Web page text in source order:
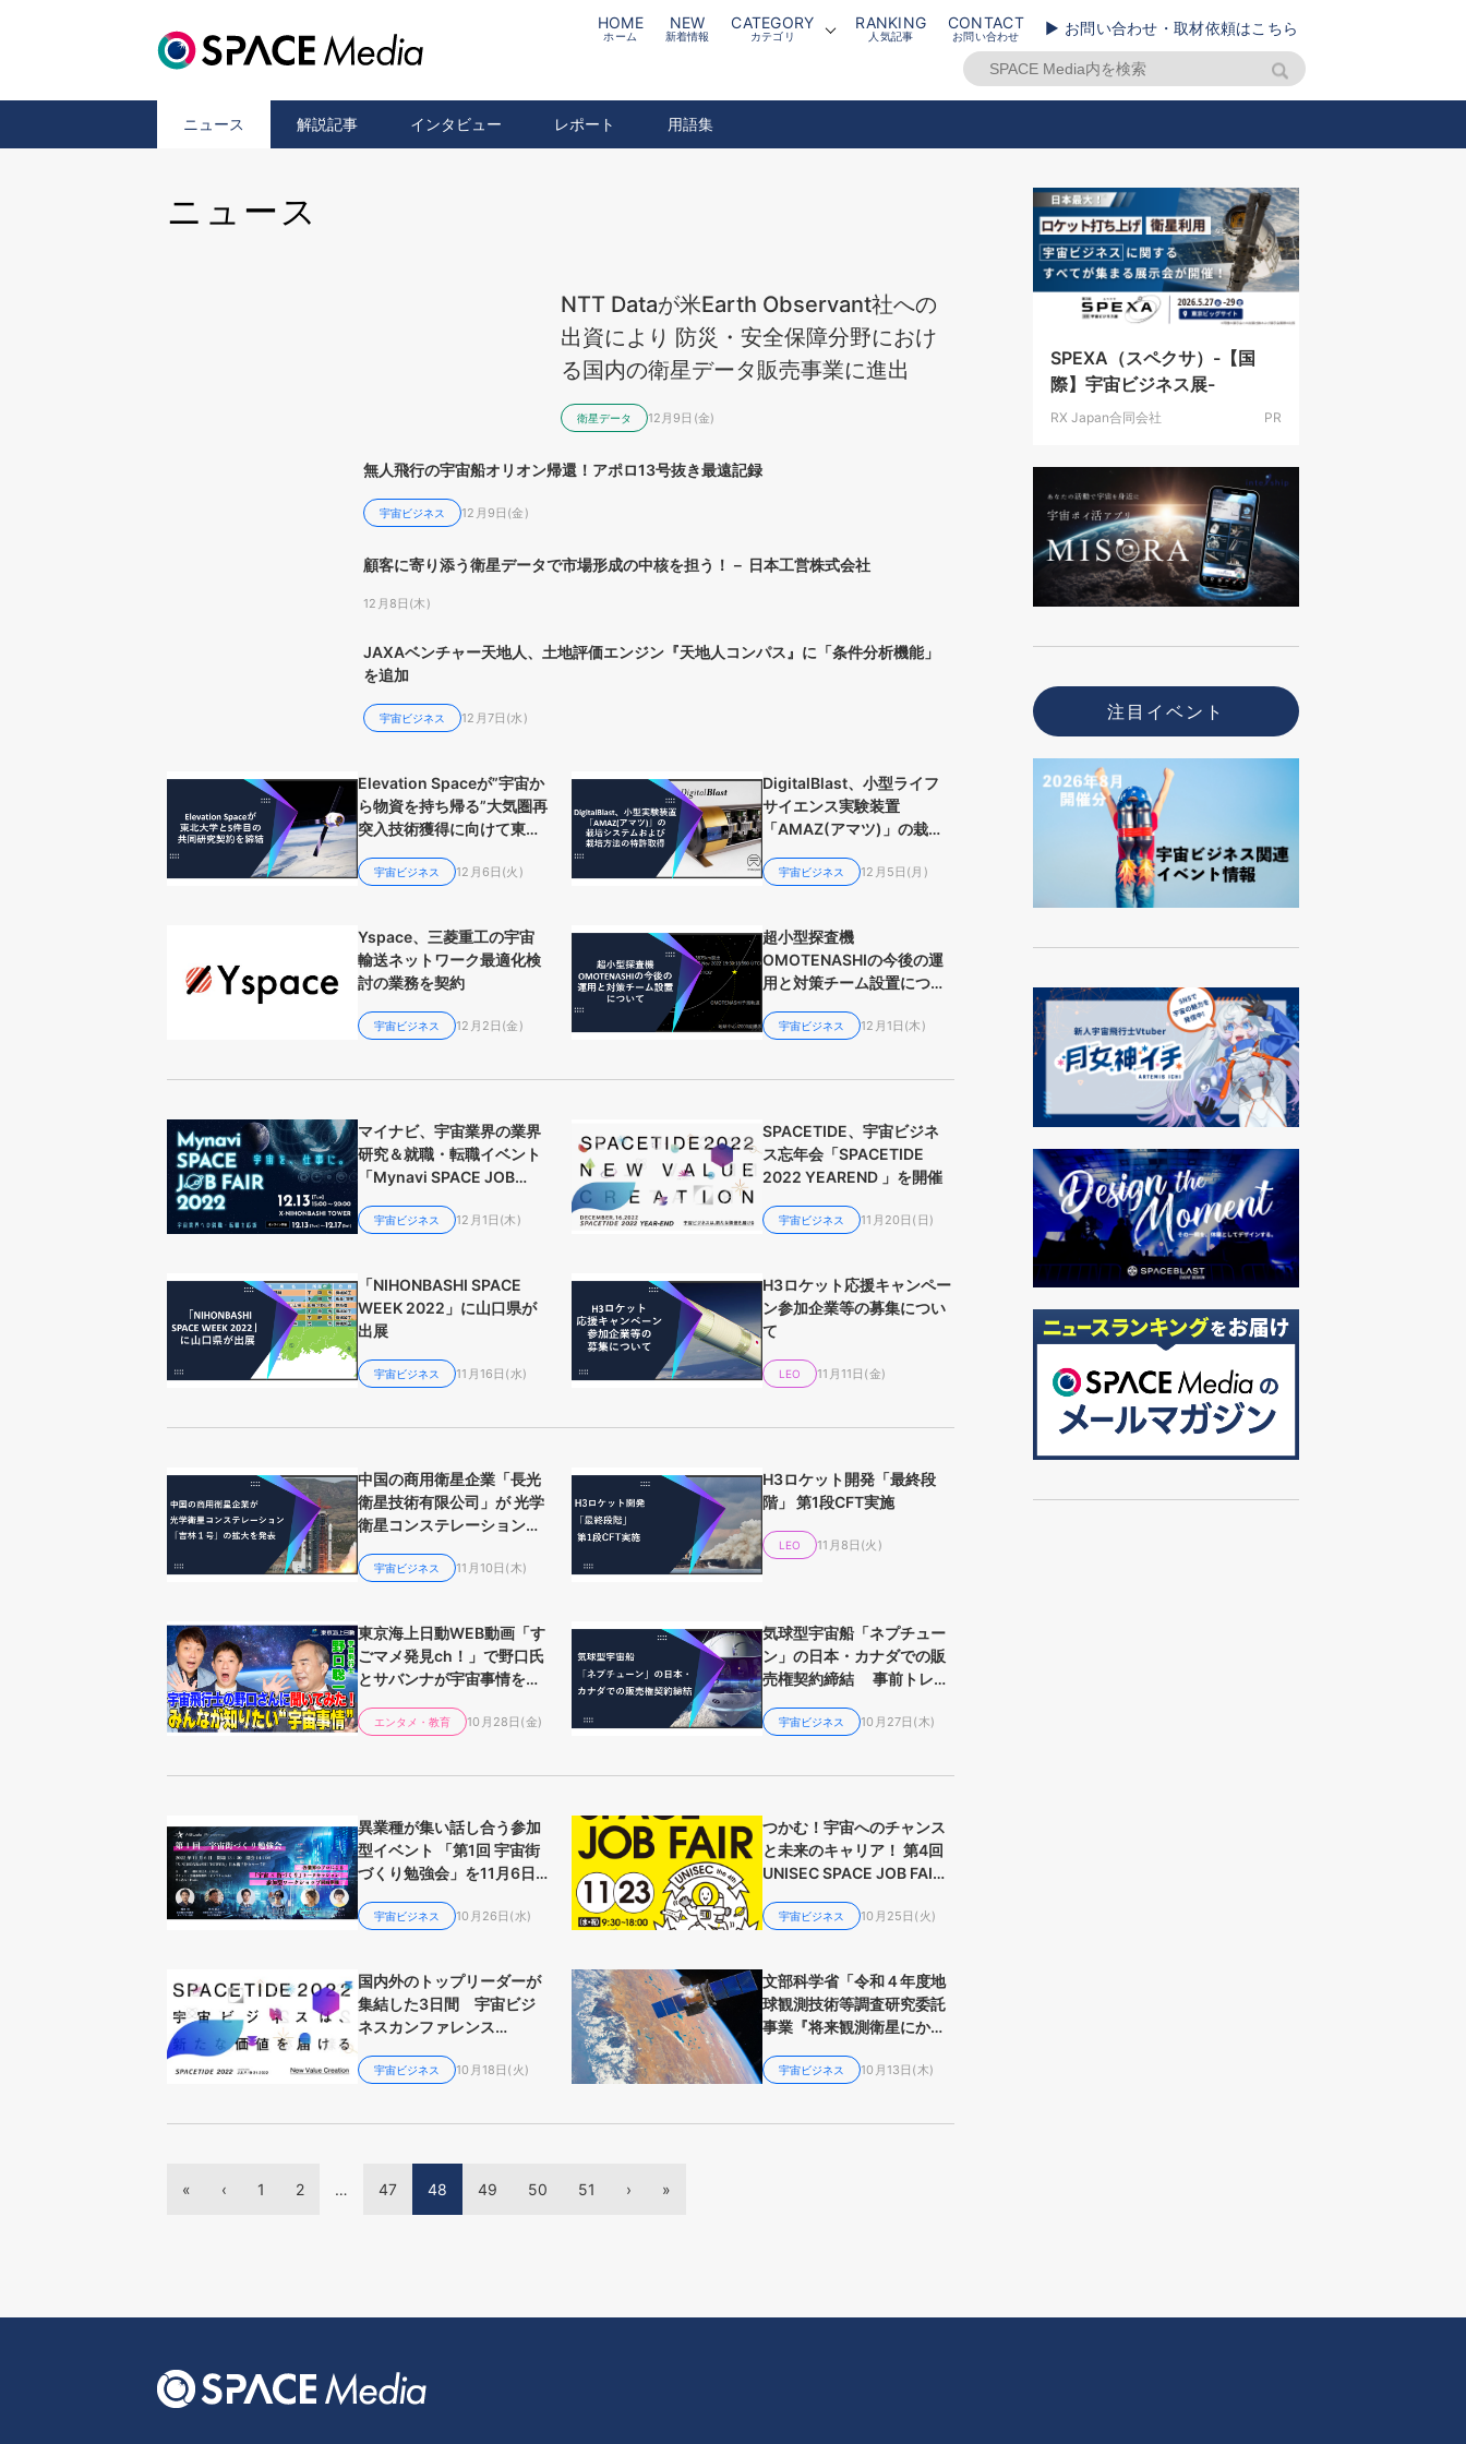
HOME
ホーム
NEW
新着情報
CATEGORY
カテゴリ
RANKING
人気記事
CONTACT
お問い合わせ ▶ お問い合わせ・取材依頼はこちら
ニュース 解説記事 インタビュー レポート 用語集
ニュース
NTT Dataが米Earth Observant社への
出資により 防災・安全保障分野におけ
る国内の衛星データ販売事業に進出
衛星データ 12月9日(金)
無人飛行の宇宙船オリオン帰還！アポロ13号抜き最遠記録
宇宙ビジネス 12月9日(金)
顧客に寄り添う衛星データで市場形成の中核を担う！－ 日本工営株式会社
12月8日(木)
JAXAベンチャー天地人、土地評価エンジン『天地人コンパス』に「条件分析機能」
を追加
宇宙ビジネス 12月7日(水)
Elevation Spaceが”宇宙か
ら物資を持ち帰る”大気圏再
突入技術獲得に向けて東北
約を締結
宇宙ビジネス 12月6日(火)
DigitalBlast、小型ライフ
サイエンス実験装置
「AMAZ(アマツ)」の栽培
特許取得、フライトモデル
宇宙ビジネス 12月5日(月)
Yspace、三菱重工の宇宙
輸送ネットワーク最適化検
討の業務を契約
宇宙ビジネス 12月2日(金)
超小型探査機
OMOTENASHIの今後の運
用と対策チーム設置につい
宇宙ビジネス 12月1日(木)
マイナビ、宇宙業界の業界
研究＆就職・転職イベント
「Mynavi SPACE JOB
宇宙ビジネス 12月1日(木)
SPACETIDE、宇宙ビジネ
ス忘年会「SPACETIDE
2022 YEAREND 」を開催
宇宙ビジネス 11月20日(日)
「NIHONBASHI SPACE
WEEK 2022」に山口県が
出展
宇宙ビジネス 11月16日(水)
H3ロケット応援キャンペー
ン参加企業等の募集につい
て
LEO 11月11日(金)
中国の商用衛星企業「長光
衛星技術有限公司」が 光学
衛星コンステレーション
宇宙ビジネス 11月10日(木)
H3ロケット開発「最終段
階」 第1段CFT実施
LEO 11月8日(火)
東京海上日動WEB動画「す
ごマメ発見ch！」で野口氏
とサバンナが宇宙事情を対
エンタメ・教育 10月28日(金)
気球型宇宙船「ネプチュー
ン」の日本・カナダでの販
売権契約締結 事前トレー
し、誰もが行ける宇宙の入
宇宙ビジネス 10月27日(木)
異業種が集い話し合う参加
型イベント 「第1回 宇宙街
づくり勉強会」を11月6日
宇宙ビジネス 10月26日(水)
つかむ！宇宙へのチャンス
と未来のキャリア！ 第4回
UNISEC SPACE JOB FAIR
宇宙ビジネス 10月25日(火)
国内外のトップリーダーが
集結した3日間 宇宙ビジ
ネスカンファレンス
り返る
宇宙ビジネス 10月18日(火)
文部科学省「令和４年度地
球観測技術等調査研究委託
事業『将来観測衛星にかか
会を2022年10月27日
宇宙ビジネス 10月13日(木)
« ‹ 1 2 … 47 48 49 50 51 › »
SPEXA（スペクサ）-【国
際】宇宙ビジネス展-
RX Japan合同会社 PR
注目イベント